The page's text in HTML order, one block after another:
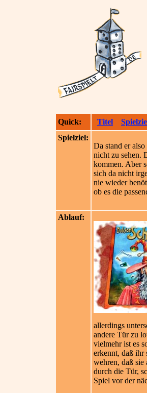
Quick: Titel
Spielziel:
Da stand er
nicht zu sehen.
kommen. Aber
sich da nicht
nie wieder
ob es die
Ablauf:
allerdings
andere Tür zu
vielmehr ist es
erkennt, daß ihr
wehren, daß sie
durch die Tür,
Spiel vor der